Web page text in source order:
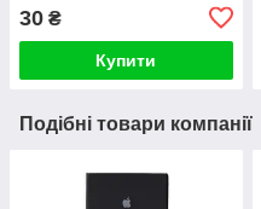
30 ₴
Купити
Подібні товари компанії